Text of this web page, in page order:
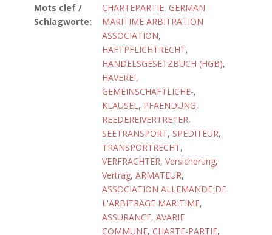
Mots clef /
Schlagworte:
CHARTEPARTIE, GERMAN
MARITIME ARBITRATION
ASSOCIATION,
HAFTPFLICHTRECHT,
HANDELSGESETZBUCH (HGB),
HAVEREI,
GEMEINSCHAFTLICHE-,
KLAUSEL, PFAENDUNG,
REEDEREIVERTRETER,
SEETRANSPORT, SPEDITEUR,
TRANSPORTRECHT,
VERFRACHTER, Versicherung,
Vertrag, ARMATEUR,
ASSOCIATION ALLEMANDE DE
L'ARBITRAGE MARITIME,
ASSURANCE, AVARIE
COMMUNE, CHARTE-PARTIE,